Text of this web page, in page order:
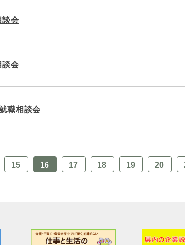
会
談会
職相談会
15 16 17 18 19 20